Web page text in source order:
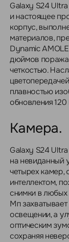
Galaxy S24
и настоящее
корпус,
материалов,
Dynamic
дюймов
четкостью.
плавностью
обновления 120
Камера.
Galaxy S24
на невиданный
четырех камер,
интеллектом,
снимки в
Мп
освещении, а
оптическим
сохраняя